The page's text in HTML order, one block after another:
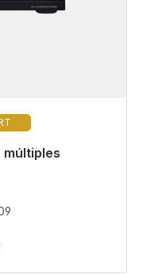
múltiples
de entrega 48h*